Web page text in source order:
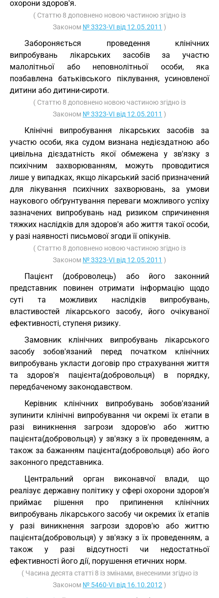
охорони здоров'я.
( Статтю 8 доповнено новою частиною згідно із
Законом № 3323-VI від 12.05.2011 )
Забороняється проведення клінічних
випробувань лікарських засобів за участю
малолітньої або неповнолітньої особи, яка
позбавлена батьківського піклування, усиновленої
дитини або дитини-сироти.
( Статтю 8 доповнено новою частиною згідно із
Законом № 3323-VI від 12.05.2011 )
Клінічні випробування лікарських засобів за
участю особи, яка судом визнана недієздатною або
цивільна дієздатність якої обмежена у зв'язку з
психічним захворюванням, можуть проводитися
лише у випадках, якщо лікарський засіб призначений
для лікування психічних захворювань, за умови
наукового обґрунтування переваги можливого успіху
зазначених випробувань над ризиком спричинення
тяжких наслідків для здоров'я або життя такої особи,
у разі наявності письмової згоди її опікунів.
( Статтю 8 доповнено новою частиною згідно із
Законом № 3323-VI від 12.05.2011 )
Пацієнт (доброволець) або його законний
представник повинен отримати інформацію щодо
суті та можливих наслідків випробувань,
властивостей лікарського засобу, його очікуваної
ефективності, ступеня ризику.
Замовник клінічних випробувань лікарського
засобу зобов'язаний перед початком клінічних
випробувань укласти договір про страхування життя
та здоров'я пацієнта(добровольця) в порядку,
передбаченому законодавством.
Керівник клінічних випробувань зобов'язаний
зупинити клінічні випробування чи окремі їх етапи в
разі виникнення загрози здоров'ю або життю
пацієнта(добровольця) у зв'язку з їх проведенням, а
також за бажанням пацієнта(добровольця) або його
законного представника.
Центральний орган виконавчої влади, що
реалізує державну політику у сфері охорони здоров’я
приймає рішення про припинення клінічних
випробувань лікарського засобу чи окремих їх етапів
у разі виникнення загрози здоров'ю або життю
пацієнта(добровольця) у зв'язку з їх проведенням, а
також у разі відсутності чи недостатньої
ефективності його дії, порушення етичних норм.
( Часина десята статті 8 із змінами, внесеними згідно із
Законом № 5460-VI від 16.10.2012 )